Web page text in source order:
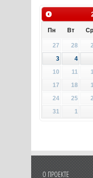
Пн Вт Ср
27 28
3
4
10
11
17
18
24
25
31
1
О ПРОЕКТЕ